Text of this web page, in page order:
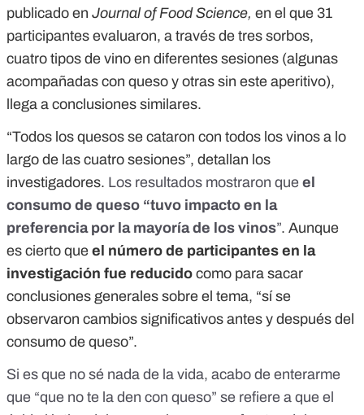
publicado en Journal of Food Science, en el que 31
participantes evaluaron, a través de tres sorbos,
cuatro tipos de vino en diferentes sesiones (algunas
acompañadas con queso y otras sin este aperitivo),
llega a conclusiones similares.
“Todos los quesos se cataron con todos los vinos a lo
largo de las cuatro sesiones”, detallan los
investigadores. Los resultados mostraron que el
consumo de queso “tuvo impacto en la
preferencia por la mayoría de los vinos”. Aunque
es cierto que el número de participantes en la
investigación fue reducido como para sacar
conclusiones generales sobre el tema, “sí se
observaron cambios significativos antes y después del
consumo de queso”.
Si es que no sé nada de la vida, acabo de enterarme
que “que no te la den con queso” se refiere a que el